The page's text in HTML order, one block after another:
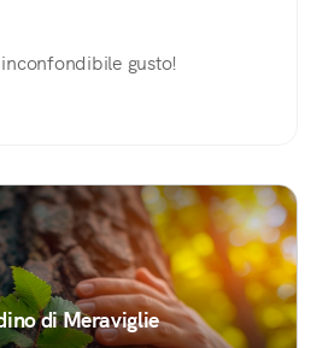
gusto!
di Meraviglie